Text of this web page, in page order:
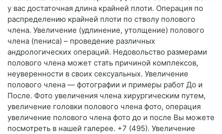
у вас достаточная длина крайней плоти. Операция по
распределению крайней плоти по стволу полового
члена. Увеличение (удлинение, утолщение) полового
члена (пениса) – проведение различных
андрологических операций. Недовольство размерами
полового члена может стать причиной комплексов,
неуверенности в своих сексуальных. Увеличение
полового члена — фотографии и примеры работ До и
После. Фото увеличения члена хирургическим путем,
увеличение головки полового члена фото, операция
увеличение полового члена фото до и после Вы можете
посмотреть в нашей галерее. +7 (495). Увеличение